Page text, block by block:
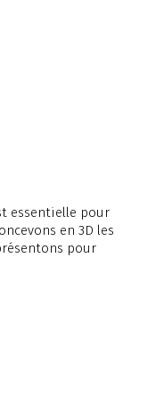
essentielle pour
en 3D les
pour